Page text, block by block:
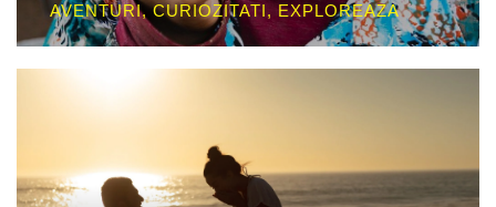
AVENTURI,CURIOZITATI ,EXPLOREAZA